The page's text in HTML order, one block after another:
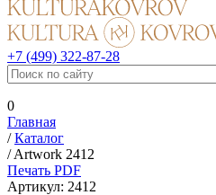
+7 (499) 322-87-28
0
Главная
/Каталог
/Artwork 2412
Печать PDF
Артикул: 2412